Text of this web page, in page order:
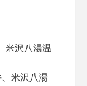
米沢八湯温
米沢八湯